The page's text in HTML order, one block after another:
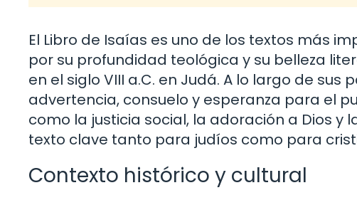
El Libro de Isaías es uno de los textos más
por su profundidad teológica y su belleza
en el siglo VIII a.C. en Judá. A lo largo de
advertencia, consuelo y esperanza para el
como la justicia social, la adoración a Dios y
texto clave tanto para judíos como para
Contexto histórico y cultural